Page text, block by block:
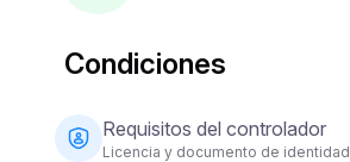
Condiciones
Requisitos del controlador
Licencia y documento de identidad